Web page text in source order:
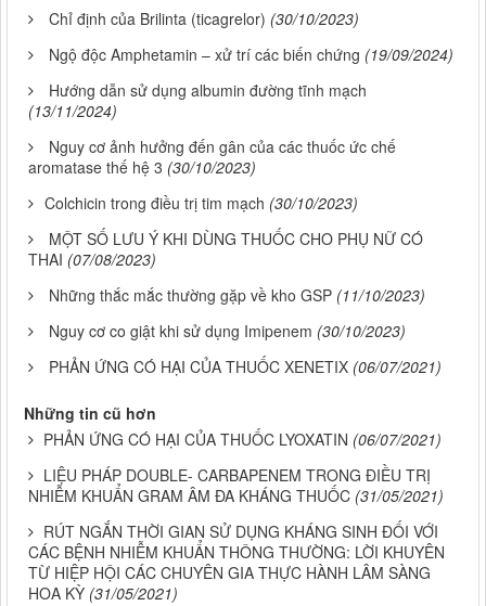
Chỉ định của Brilinta (ticagrelor) (30/10/2023)
Ngộ độc Amphetamin – xử trí các biến chứng (19/09/2024)
Hướng dẫn sử dụng albumin đường tĩnh mạch
(13/11/2024)
Nguy cơ ảnh hưởng đến gân của các thuốc ức chế
aromatase thế hệ 3 (30/10/2023)
​​​​​​​Colchicin trong điều trị tim mạch (30/10/2023)
MỘT SỐ LƯU Ý KHI DÙNG THUỐC CHO PHỤ NỮ CÓ
THAI (07/08/2023)
Những thắc mắc thường gặp về kho GSP (11/10/2023)
Nguy cơ co giật khi sử dụng Imipenem (30/10/2023)
PHẢN ỨNG CÓ HẠI CỦA THUỐC XENETIX (06/07/2021)
Những tin cũ hơn
PHẢN ỨNG CÓ HẠI CỦA THUỐC LYOXATIN (06/07/2021)
LIỆU PHÁP DOUBLE- CARBAPENEM TRONG ĐIỀU TRỊ
NHIỄM KHUẨN GRAM ÂM ĐA KHÁNG THUỐC (31/05/2021)
RÚT NGẮN THỜI GIAN SỬ DỤNG KHÁNG SINH ĐỐI VỚI
CÁC BỆNH NHIỄM KHUẨN THÔNG THƯỜNG: LỜI KHUYÊN
TỪ HIỆP HỘI CÁC CHUYÊN GIA THỰC HÀNH LÂM SÀNG
HOA KỲ (31/05/2021)